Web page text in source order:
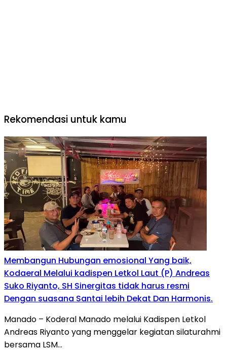
Rekomendasi untuk kamu
Membangun Hubungan emosional Yang baik,
Kodaeral Melalui kadispen Letkol Laut (P) Andreas
Suko Riyanto, SH Sinergitas tidak harus resmi
Dengan suasana Santai lebih Dekat Dan Harmonis.
Manado – Koderal Manado melalui Kadispen Letkol
Andreas Riyanto yang menggelar kegiatan silaturahmi
bersama LSM…